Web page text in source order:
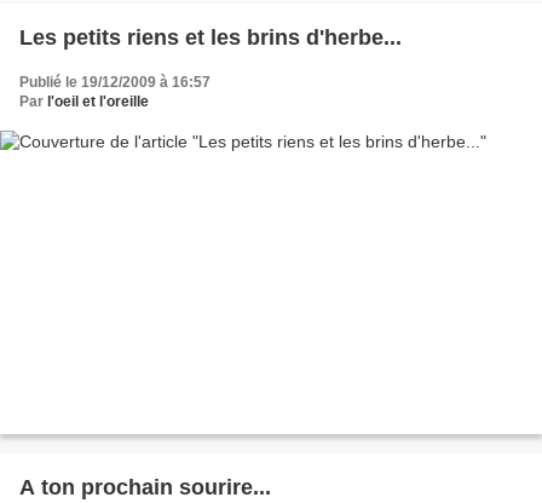
Les petits riens et les brins d'herbe...
Publié le 19/12/2009 à 16:57
Par l'oeil et l'oreille
A ton prochain sourire...